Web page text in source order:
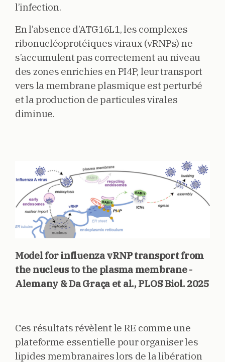
l’infection.
En l’absence d’ATG16L1, les complexes
ribonucléoprotéiques viraux (vRNPs) ne
s’accumulent pas correctement au niveau
des zones enrichies en PI4P, leur transport
vers la membrane plasmique est perturbé
et la production de particules virales
diminue.
Model for influenza vRNP transport from
the nucleus to the plasma membrane -
Alemany & Da Graça et al., PLOS Biol. 2025
Ces résultats révèlent le RE comme une
plateforme essentielle pour organiser les
lipides membranaires lors de la libération